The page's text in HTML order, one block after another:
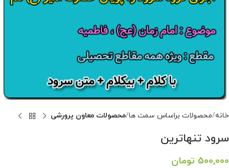
خانه محصولات براساس سمت ها محصولات معاون پرورشی
سرود تنهاترین
500,000 تومان